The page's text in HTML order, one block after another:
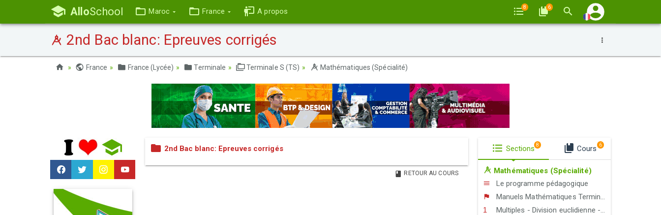
AlloSchool Maroc France A propos 8 6
2nd Bac blanc: Epreuves corrigés
France France (Lycée) Terminale Terminale S (TS) Mathématiques (Spécialité)
2nd Bac blanc: Epreuves corrigés
RETOUR AU COURS
Sections 8 Cours 6
Mathématiques (Spécialité)
Le programme pédagogique
Manuels Mathématiques Terminale S (Spécialité)
Multiples - Division euclidienne - Congruence